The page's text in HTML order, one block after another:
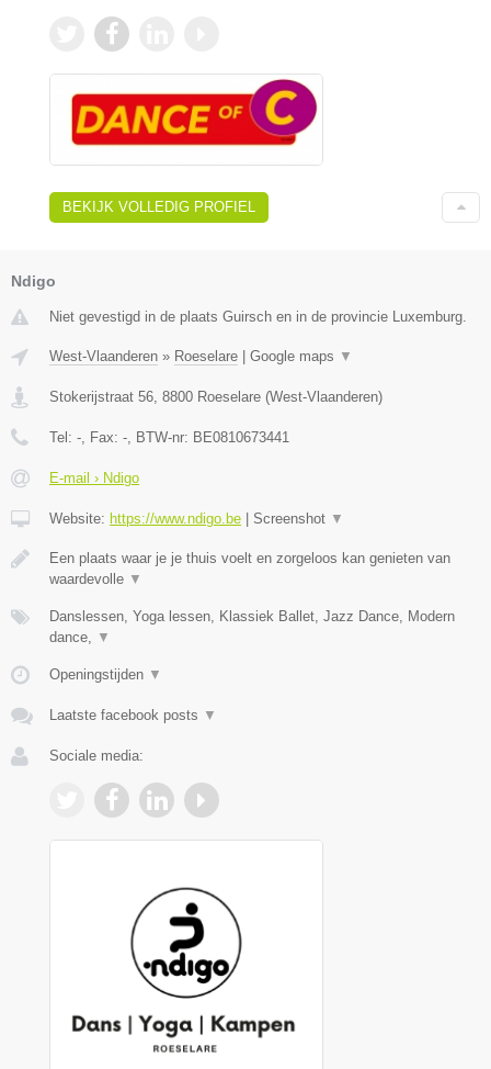
BEKIJK VOLLEDIG PROFIEL
Ndigo
Niet gevestigd in de plaats Guirsch en in de provincie Luxemburg.
West-Vlaanderen » Roeselare Google maps ▼
Stokerijstraat 56 8800 Roeselare (West-Vlaanderen)
Tel: - , Fax: - , BTW-nr: BE0810673441
E-mail › Ndigo
Website: https://www.ndigo.be Screenshot ▼
Een plaats waar je je thuis voelt en zorgeloos kan genieten van
waardevolle ▼
Danslessen, Yoga lessen, Klassiek Ballet, Jazz Dance, Modern
dance,
▼
Openingstijden ▼
Laatste facebook posts ▼
Sociale media: